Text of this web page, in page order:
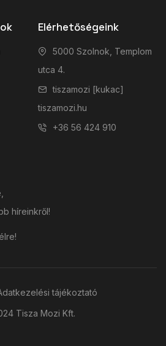
Elérhetőségeink
5000 Szolnok, Templom
utca 4.
tiszamozi [kukac]
tiszamozi.hu
+36 56 424 910
híreinkről!
Tisza Mozi Kft.
tájékoztató